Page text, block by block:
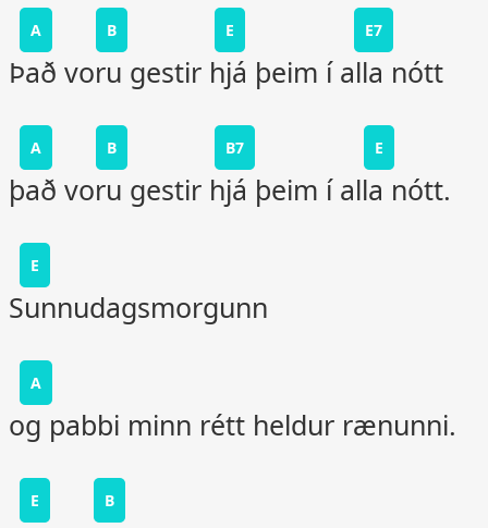
A B E E7
Það voru gestir hjá þeim í alla nótt
A B B7 E
það voru gestir hjá þeim í alla nótt.
E
Sunnudagsmorgunn
A
og pabbi minn rétt heldur rænunni.
E B